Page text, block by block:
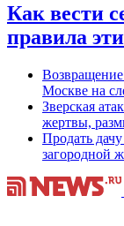
Как вести
правила
Москве на
Зверская
жертвы,
Продать
загородной